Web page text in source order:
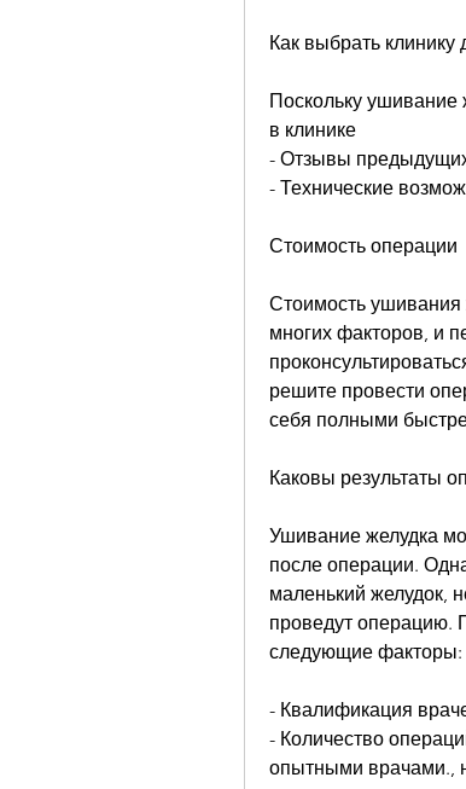
Как выбрать клинику
Поскольку ушивание
в клинике
- Отзывы
- Технические
Стоимость операции
Стоимость ушивания
многих факторов, и
решите провести
себя полными
Каковы результаты
Ушивание желудка
после операции.
маленький желудок,
проведут операцию.
следующие факторы:
- Квалификация
- Количество
опытными врачами.,